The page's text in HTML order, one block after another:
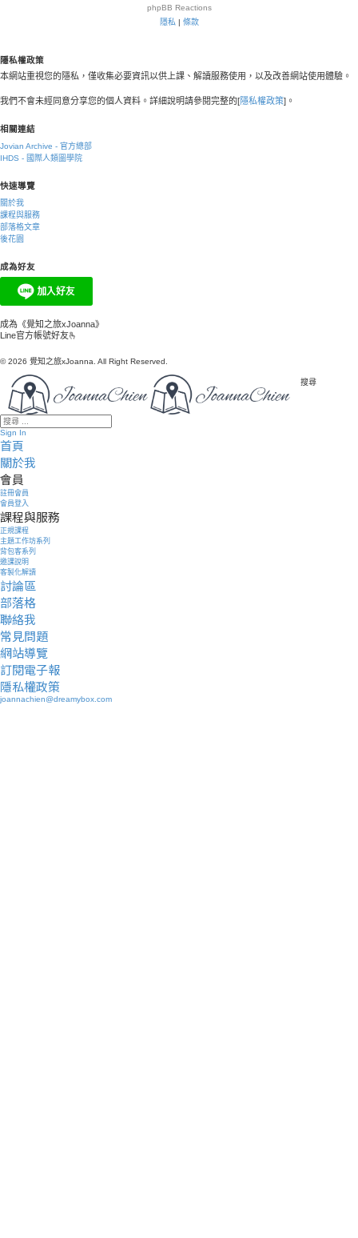
phpBB Reactions
隱私 | 條款
隱私權政策
本網站重視您的隱私，僅收集必要資訊以供上課、解讀服務使用，以及改善網站使用體驗。
我們不會未經同意分享您的個人資料。詳細說明請參閱完整的[隱私權政策]。
相關連結
Jovian Archive - 官方總部
IHDS - 國際人類圖學院
快速導覽
關於我
課程與服務
部落格文章
後花園
成為好友
成為《覺知之旅xJoanna》
Line官方帳號好友🫰
© 2026 覺知之旅xJoanna. All Right Reserved.
搜尋
Sign In
首頁
關於我
會員
註冊會員
會員登入
課程與服務
正規課程
主題工作坊系列
背包客系列
邀課說明
客製化解讀
討論區
部落格
聯絡我
常見問題
網站導覽
訂閱電子報
隱私權政策
joannachien@dreamybox.com